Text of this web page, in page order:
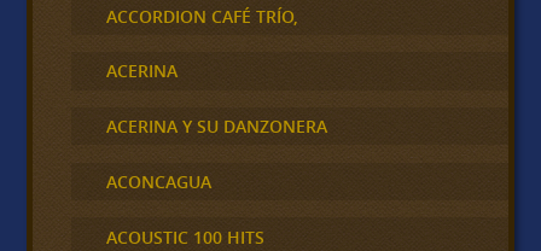
ACCORDION CAFÉ TRÍO,
ACERINA
ACERINA Y SU DANZONERA
ACONCAGUA
ACOUSTIC 100 HITS